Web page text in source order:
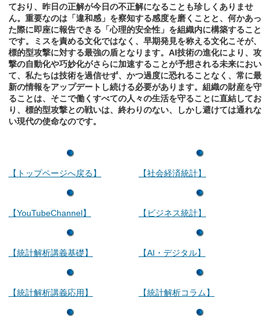
ており、昨日の正解が今日の不正解になることも珍しくありませ
ん。重要なのは「違和感」を察知する感度を磨くことと、何かあっ
た際に即座に報告できる「心理的安全性」を組織内に構築すること
です。ミスを責める文化ではなく、早期発見を称える文化こそが、
標的型攻撃に対する最強の盾となります。AI技術の進化により、攻
撃の自動化や巧妙化がさらに加速することが予想される未来におい
て、私たちは技術を過信せず、かつ過度に恐れることなく、常に最
新の情報をアップデートし続ける必要があります。組織の財産を守
ることは、そこで働くすべての人々の生活を守ることに直結してお
り、標的型攻撃との戦いは、終わりのない、しかし避けては通れな
い現代の使命なのです。
【トップページへ戻る】
【YouTubeChannel】
【統計解析講義基礎】
【統計解析講義応用】
【社会経済統計】
【ビジネス統計】
【AI・デジタル】
【統計解析コラム】